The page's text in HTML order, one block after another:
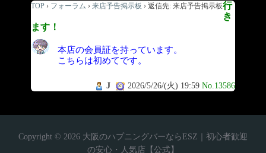
TOP › フォーラム › 来店予告掲示板 › 返信先: 来店予告掲示板行
き
ます！
本店の会員証を持っています。
こちらは初めてです。
J 2026/5/26/(火) 19:59 No.13586
Copyright © 2026 大阪のハプニングバーならESZ｜初心者歓迎
の安心・人気店【公式】